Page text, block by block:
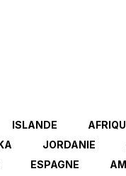
ISLANDE
JORDANIE
ESPAGNE